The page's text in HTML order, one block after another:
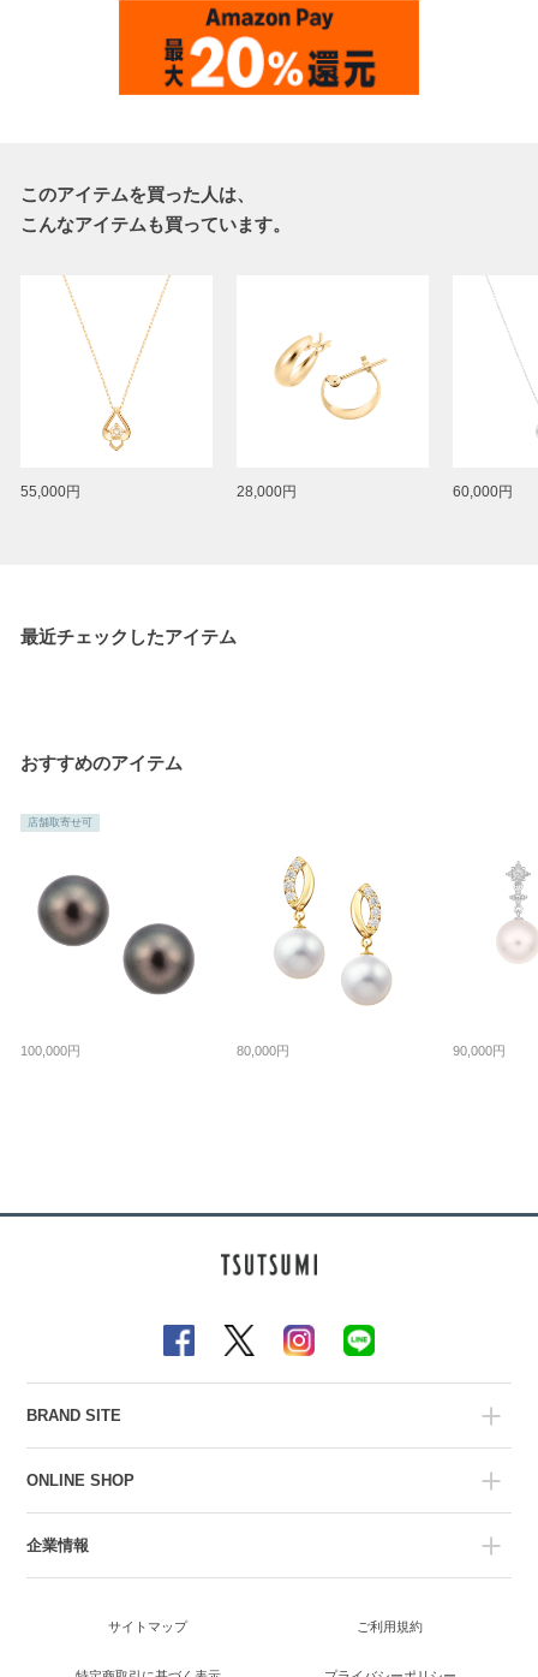
このアイテムを買った人は、
こんなアイテムも買っています。
55,000円 28,000円 60,000円
最近チェックしたアイテム
おすすめのアイテム
店舗取寄せ可
100,000円 80,000円 90,000円
BRAND SITE
ONLINE SHOP
企業情報
サイトマップ ご利用規約